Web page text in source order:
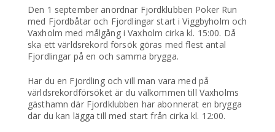
Den 1 september anordnar Fjordklubben Poker Run
med Fjordbåtar och Fjordlingar start i Viggbyholm och
Vaxholm med målgång i Vaxholm cirka kl. 15:00. Då
ska ett världsrekord försök göras med flest antal
Fjordlingar på en och samma brygga.
Har du en Fjordling och vill man vara med på
världsrekordförsöket är du välkommen till Vaxholms
gästhamn där Fjordklubben har abonnerat en brygga
där du kan lägga till med start från cirka kl. 12:00.